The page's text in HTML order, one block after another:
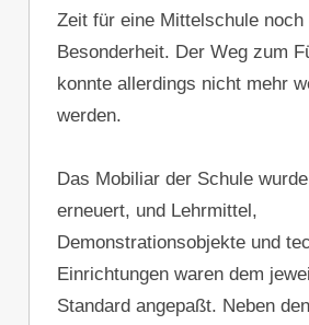
Zeit für eine Mittelschule noch
Besonderheit. Der Weg zum
konnte allerdings nicht mehr
werden.
Das Mobiliar der Schule
erneuert, und Lehrmittel,
Demonstrationsobjekte und
Einrichtungen waren dem
Standard angepaßt. Neben